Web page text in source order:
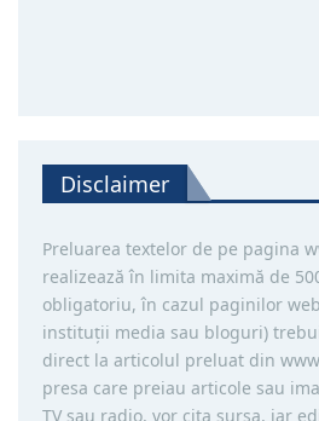
Disclaimer
Preluarea textelor de pe pagina
realizează în limita maximă de
obligatoriu, în cazul paginilor
instituţii media sau bloguri)
direct la articolul preluat din
presa care preiau articole sau
TV sau radio, vor cita sursa, iar